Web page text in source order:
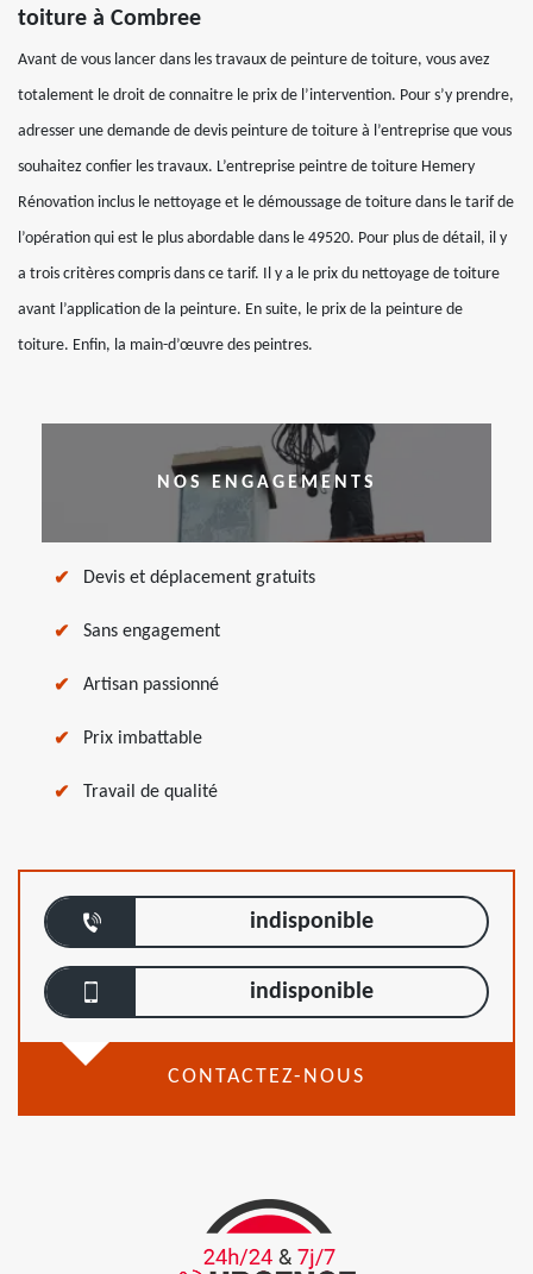
toiture à Combree
Avant de vous lancer dans les travaux de peinture de toiture, vous avez
totalement le droit de connaitre le prix de l’intervention. Pour s’y prendre,
adresser une demande de devis peinture de toiture à l’entreprise que vous
souhaitez confier les travaux. L’entreprise peintre de toiture Hemery
Rénovation inclus le nettoyage et le démoussage de toiture dans le tarif de
l’opération qui est le plus abordable dans le 49520. Pour plus de détail, il y
a trois critères compris dans ce tarif. Il y a le prix du nettoyage de toiture
avant l’application de la peinture. En suite, le prix de la peinture de
toiture. Enfin, la main-d’œuvre des peintres.
NOS ENGAGEMENTS
Devis et déplacement gratuits
Sans engagement
Artisan passionné
Prix imbattable
Travail de qualité
indisponible
indisponible
CONTACTEZ-NOUS